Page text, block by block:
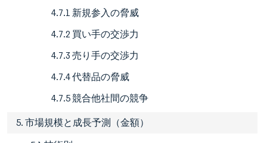
4.7.1 新規参入の脅威
4.7.2 買い手の交渉力
4.7.3 売り手の交渉力
4.7.4 代替品の脅威
4.7.5 競合他社間の競争
5. 市場規模と成長予測（金額）